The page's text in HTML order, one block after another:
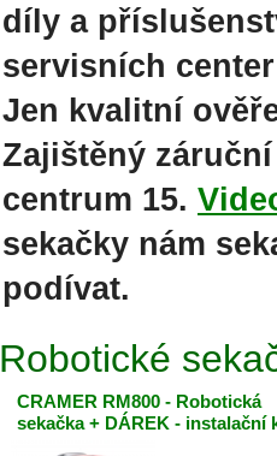
díly a
servisních
Jen kvalitní
Zajištěný
centrum 15.
sekačky nám
podívat.
Robotické
CRAMER RM800 - Robotická
sekačka + DÁREK - instalační